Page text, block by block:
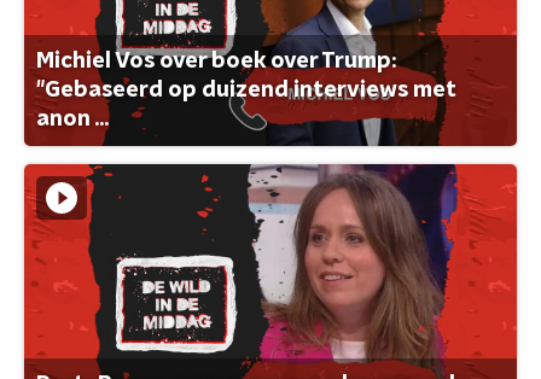
Michiel Vos over boek over Trump:
"Gebaseerd op duizend interviews met
anon ...